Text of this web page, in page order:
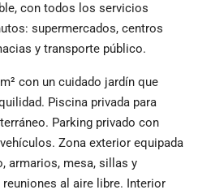
con todos los servicios
supermercados, centros
y transporte público.
con un cuidado jardín que
Piscina privada para
Parking privado con
Zona exterior equipada
armarios, mesa, sillas y
al aire libre. Interior